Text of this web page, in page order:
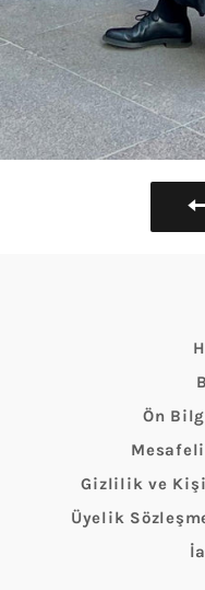
Ön
Gizlilik ve
Üyelik